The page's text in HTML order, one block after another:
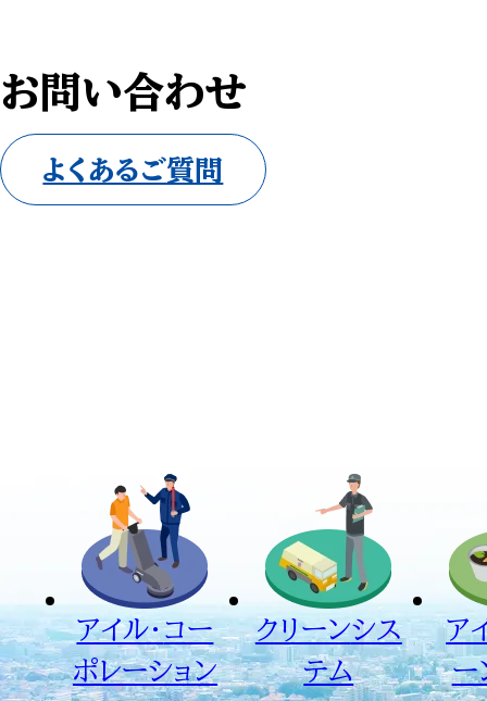
お問い合わせ
よくあるご質問
アイル・コー
ポレーション
クリーンシス
テム
ア
ー